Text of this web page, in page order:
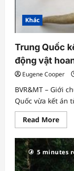
Khác
Trung Quốc
động vật
Eugene Cooper
BVR&MT – Giới
Quốc vừa kết án
Read MoreRead
more
kết
án
17
5 minutes